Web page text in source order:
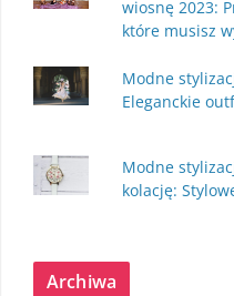
wiosnę 2023:
które musisz
Modne
Eleganckie
Modne
kolację:
Archiwa